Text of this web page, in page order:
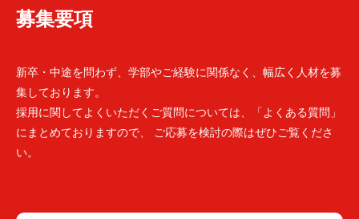
募集要項
新卒・中途を問わず、学部やご経験に関係なく、幅広く人材を募
集しております。
採用に関してよくいただくご質問については、「よくある質問」
にまとめておりますので、 ご応募を検討の際はぜひご覧くださ
い。